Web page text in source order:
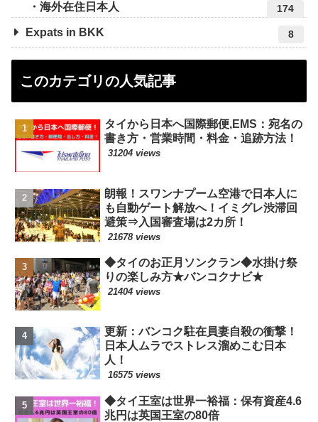
海外在住日本人 174
Expats in BKK 8
このカテゴリの人気記事
タイから日本へ国際郵便,EMS：宛名の
書き方・営業時間・料金・追跡方法！
31204 views
朗報！スワンナプーム空港で日本人に
も自動ゲート解放へ！イミグレ渋滞回
避策⇒入国審査場は2カ所！
21678 views
◆タイのお正月ソンクラン◆水掛け祭
りの楽しみ方★バンコクナビ★
21404 views
更新：バンコク駐在員妻自殺の衝撃！
日本人ムラでストレス溜めこむ日本
人！
16575 views
◆タイ王室は世界一裕福：保有資産4.6
兆円は英国王室の80倍